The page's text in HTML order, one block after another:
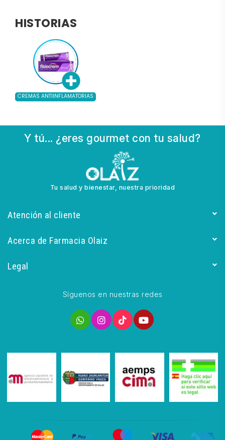
HISTORIAS
CREMAS ANTIINFLAMATORIAS
Y tú... ¿eres gourmet con tu salud?
Tu salud y bienestar, nuestra prioridad
Atención al cliente
Acerca de Farmacia Olaiz
Legal
Síguenos en nuestras redes